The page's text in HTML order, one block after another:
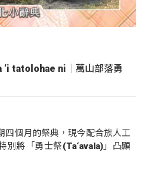
‘i tatolohae ni｜萬山部落勇
四個月的祭典，現今配合族人工
別將「勇士祭(Ta‘avala)」凸顯